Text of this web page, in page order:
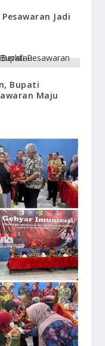
Jadi
Bupati
Maju